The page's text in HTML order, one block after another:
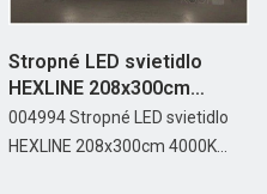
Stropné LED svietidlo
HEXLINE 208x300cm
4000K Kobi
004994 Stropné LED svietidlo
HEXLINE 208x300cm 4000K...